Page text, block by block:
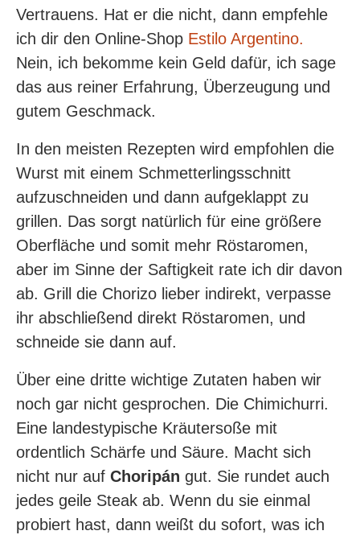
Vertrauens. Hat er die nicht, dann empfehle
ich dir den Online-Shop Estilo Argentino.
Nein, ich bekomme kein Geld dafür, ich sage
das aus reiner Erfahrung, Überzeugung und
gutem Geschmack.
In den meisten Rezepten wird empfohlen die
Wurst mit einem Schmetterlingsschnitt
aufzuschneiden und dann aufgeklappt zu
grillen. Das sorgt natürlich für eine größere
Oberfläche und somit mehr Röstaromen,
aber im Sinne der Saftigkeit rate ich dir davon
ab. Grill die Chorizo lieber indirekt, verpasse
ihr abschließend direkt Röstaromen, und
schneide sie dann auf.
Über eine dritte wichtige Zutaten haben wir
noch gar nicht gesprochen. Die Chimichurri.
Eine landestypische Kräutersoße mit
ordentlich Schärfe und Säure. Macht sich
nicht nur auf Choripán gut. Sie rundet auch
jedes geile Steak ab. Wenn du sie einmal
probiert hast, dann weißt du sofort, was ich